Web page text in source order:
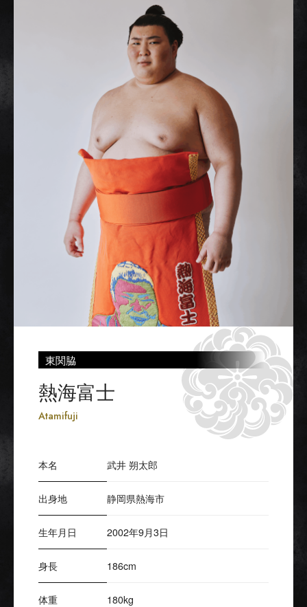
東関脇
熱海富士
Atamifuji
本名 武井 朔太郎
出身地 静岡県熱海市
生年月日 2002年9月3日
身長 186cm
体重 180kg